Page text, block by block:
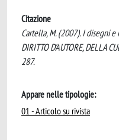
Citazione
Cartella, M. (2007). I disegni
DIRITTO D'AUTORE, DELLA
287.
Appare nelle tipologie:
01 - Articolo su rivista